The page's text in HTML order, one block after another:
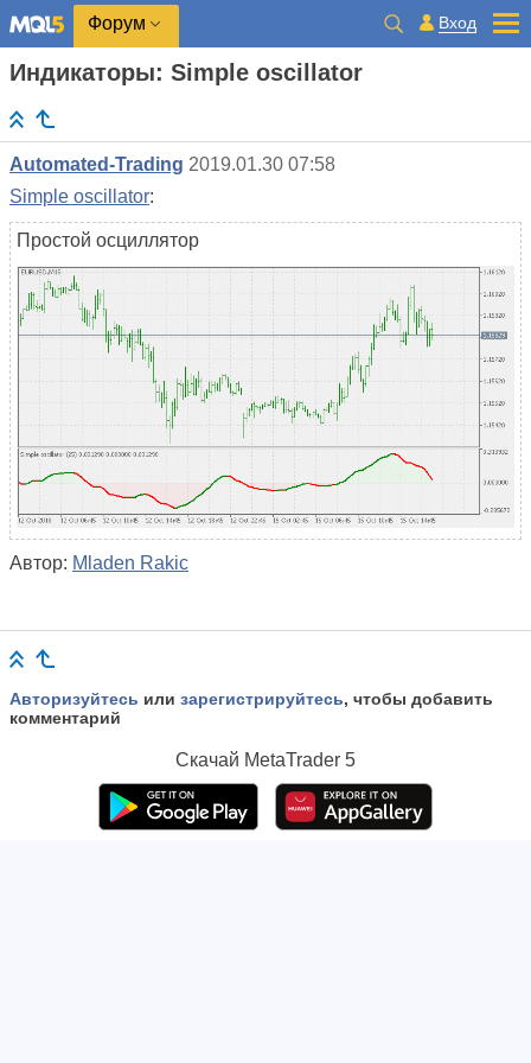
Форум Вход
Индикаторы: Simple oscillator
Automated-Trading 2019.01.30 07:58
Simple oscillator:
Простой осциллятор
Автор: Mladen Rakic
Авторизуйтесь или зарегистрируйтесь, чтобы добавить
комментарий
Скачай MetaTrader 5